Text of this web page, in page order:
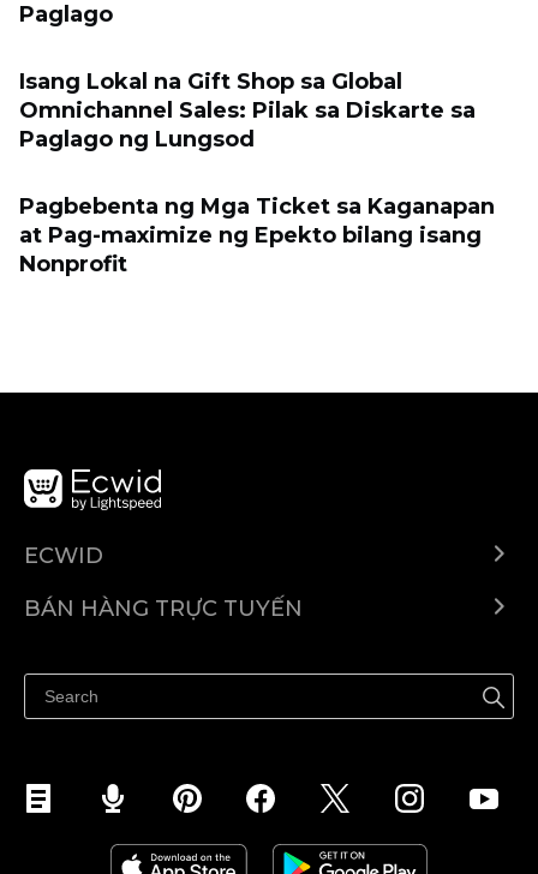
Paglago
Isang Lokal na Gift Shop sa Global
Omnichannel Sales: Pilak sa Diskarte sa
Paglago ng Lungsod
Pagbebenta ng Mga Ticket sa Kaganapan
at Pag-maximize ng Epekto bilang isang
Nonprofit
ECWID
Trung tâm trợ giúp
BÁN HÀNG TRỰC TUYẾN
Quảng bá ở bất cứ đâu
Kiểm soát mọi thứ